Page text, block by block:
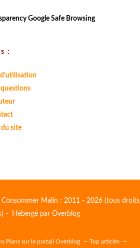
:
questions
du site
Malin : 2011 - 2026 (tous droits
- Hébergé par Overblog
Plans sur le portail Overblog Top articles